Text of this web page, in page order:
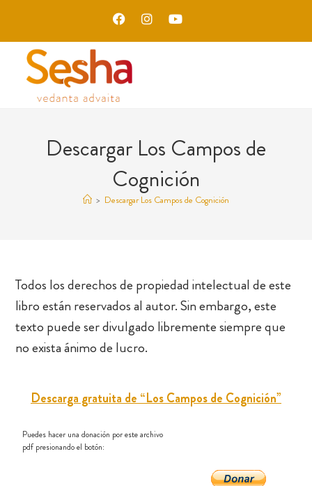
Descargar Los Campos de
Cognición
> Descargar Los Campos de Cognición
Todos los derechos de propiedad intelectual de este
libro están reservados al autor. Sin embargo, este
texto puede ser divulgado libremente siempre que
no exista ánimo de lucro.
Descarga gratuita de “Los Campos de Cognición”
Puedes hacer una donación por este archivo
pdf presionando el botón: